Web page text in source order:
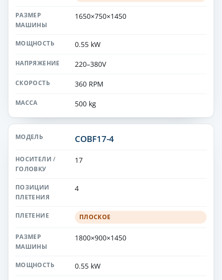
1650×750×1450
0.55 kW
220–380V
360 RPM
500 kg
COBF17-4
17
4
ПЛОСКОЕ
1800×900×1450
0.55 kW